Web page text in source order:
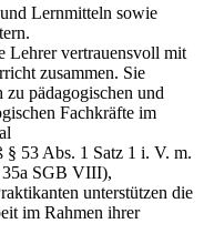
Lernmitteln sowie
Lehrer vertrauensvoll mit
zusammen. Sie
pädagogischen und
Fachkräfte im
§ 53 Abs. 1 Satz 1 i. V. m.
35a SGB VIII),
unterstützen die
im Rahmen ihrer